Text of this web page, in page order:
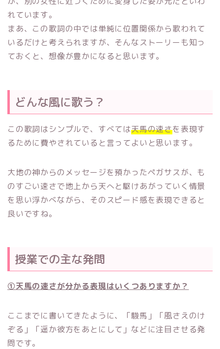
れています。
まあ、この歌詞の中では単純に位置関係から歌われて
いるだけと考えられますが、そんなストーリーも知っ
ておくと、想像が豊かになると思います。
どんな風に歌う？
この歌詞はシンプルで、すべては天馬の速さを表現す
るために費やされていると言ってよいと思います。
大地の神からのメッセージを預かったペガサスが、も
のすごい速さで地上から天へと駆けあがっていく情景
を思い浮かべながら、そのスピード感を表現できると
良いですね。
授業での主な発問
①天馬の速さが分かる表現はいくつありますか？
ここまでに書いてきたように、「駿馬」「風さえのけ
ぞる」「遥か彼方をあとにして」などに注目させる発
問です。